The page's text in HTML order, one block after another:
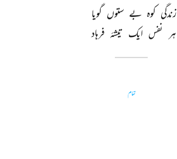
زندگی کوہ بے ستوں گویا
ہر
نفس ایک تیشۂ فرہاد
تمام